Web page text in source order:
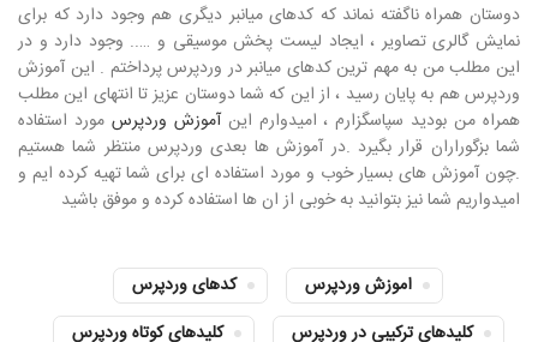
دوستان همراه ناگفته نماند که کدهای میانبر دیگری هم وجود دارد که برای
نمایش گالری تصاویر ، ایجاد لیست پخش موسیقی و ….. وجود دارد و در
این مطلب من به مهم ترین کدهای میانبر در وردپرس پرداختم . این آموزش
وردپرس هم به پایان رسید ، از این که شما دوستان عزیز تا انتهای این مطلب
همراه من بودید سپاسگزارم ، امیدوارم اینآموزش وردپرس مورد استفاده
شما بزگوراران قرار بگیرد .در آموزش ها بعدی وردپرس منتظر شما هستیم
.چون آموزش های بسیار خوب و مورد استفاده ای برای شما تهیه کرده ایم و
امیدواریم شما نیز بتوانید به خوبی از ان ها استفاده کرده و موفق باشید
اموزش وردپرس
کدهای وردپرس
کلیدهای ترکیبی در وردپرس
کلیدهای کوتاه وردپرس